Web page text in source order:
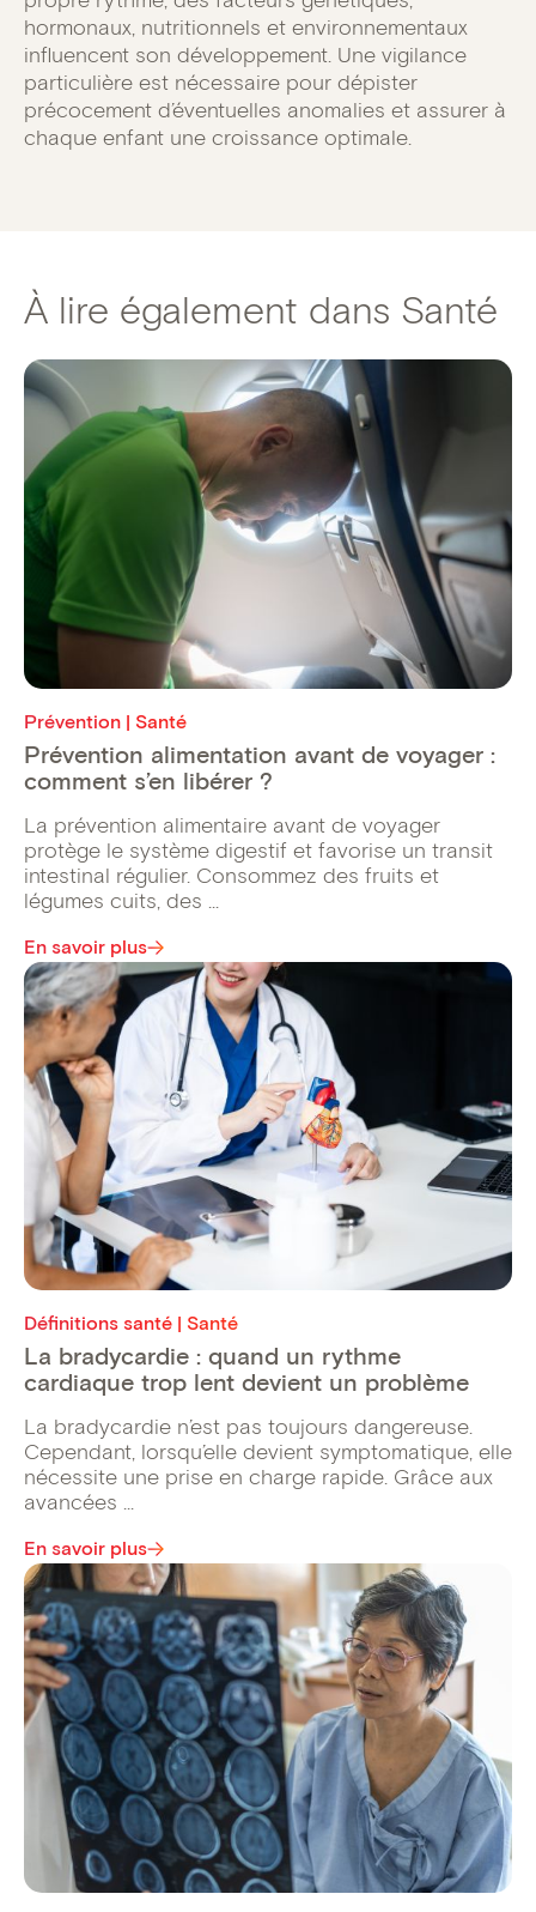
hormonaux, nutritionnels et environnementaux
influencent son développement. Une vigilance
particulière est nécessaire pour dépister
précocement d’éventuelles anomalies et assurer à
chaque enfant une croissance optimale.
À lire également dans Santé
Prévention | Santé
Prévention alimentation avant de voyager :
comment s’en libérer ?
La prévention alimentaire avant de voyager
protège le système digestif et favorise un transit
intestinal régulier. Consommez des fruits et
légumes cuits, des ...
En savoir plus
Définitions santé | Santé
La bradycardie : quand un rythme
cardiaque trop lent devient un problème
La bradycardie n’est pas toujours dangereuse.
Cependant, lorsqu’elle devient symptomatique, elle
nécessite une prise en charge rapide. Grâce aux
avancées ...
En savoir plus